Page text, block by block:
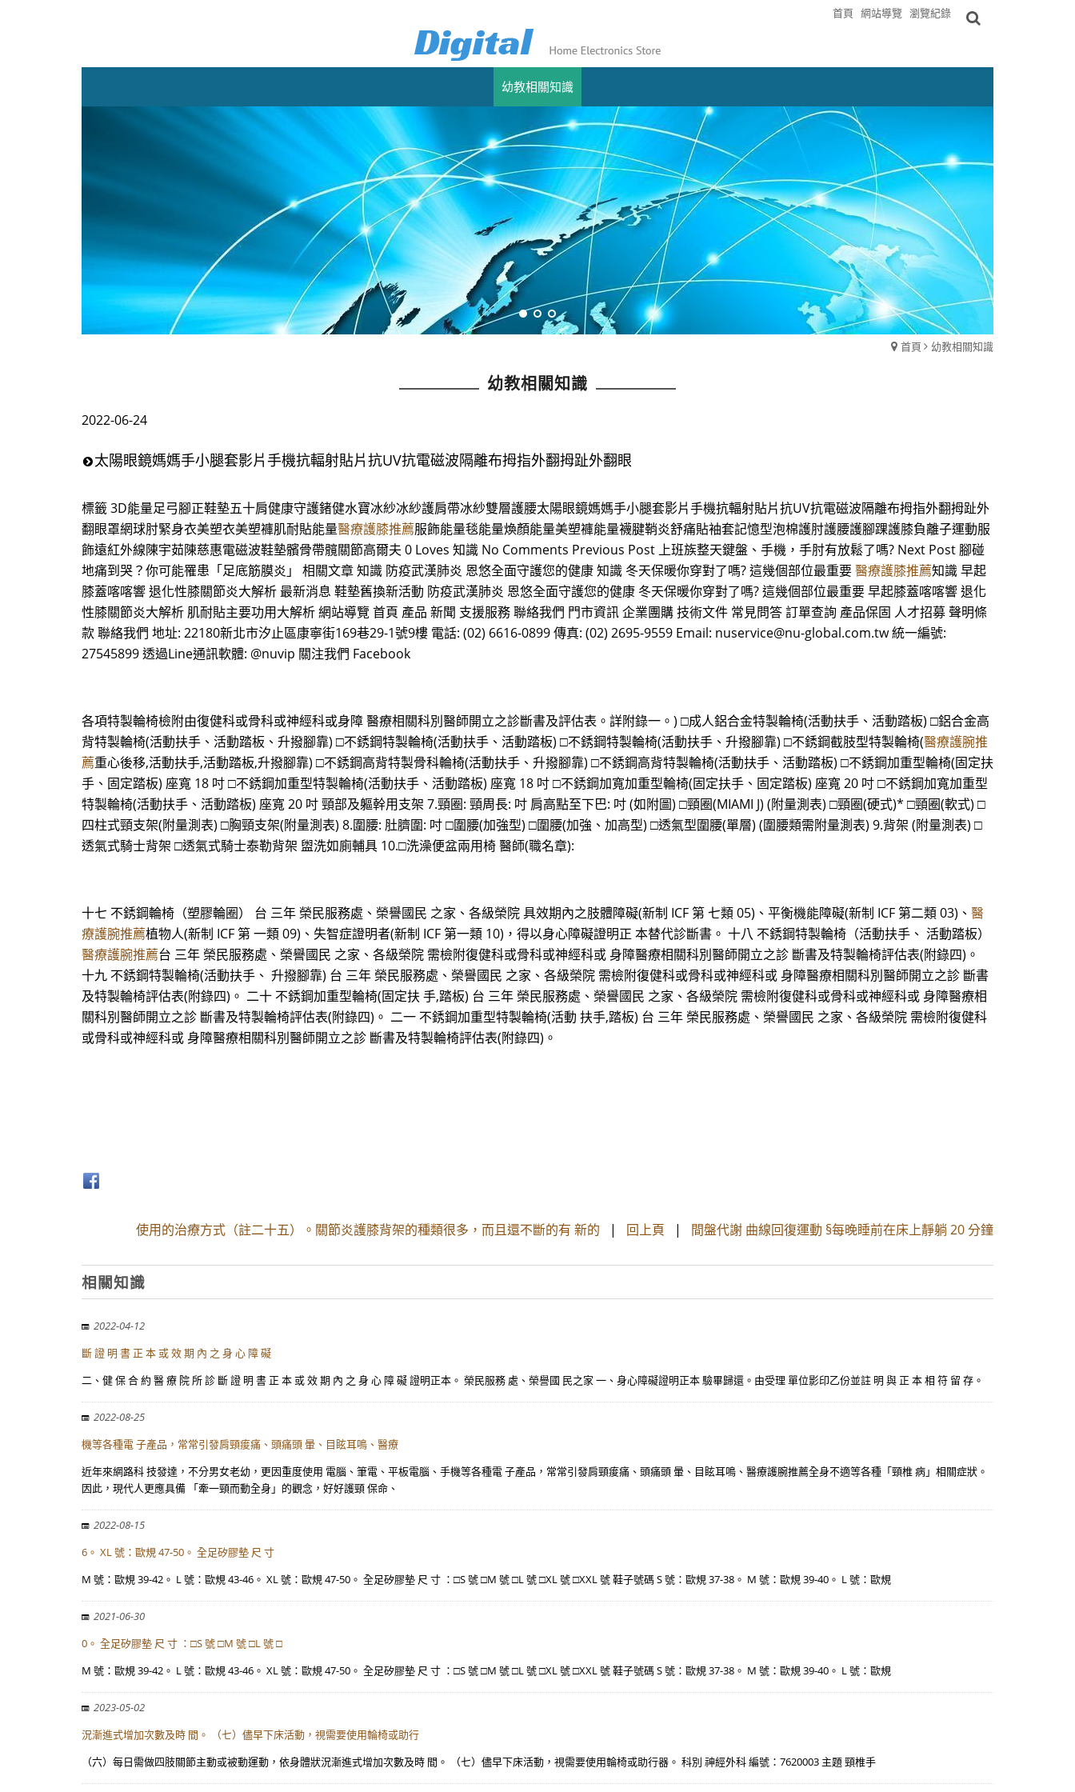
首頁 網站導覽 瀏覽紀錄
幼教相關知識
首頁 幼教相關知識
幼教相關知識
2022-06-24
太陽眼鏡媽媽手小腿套影片手機抗輻射貼片抗UV抗電磁波隔離布拇指外翻拇趾外翻眼
標籤 3D能量足弓腳正鞋墊五十肩健康守護鍺健水寶冰紗冰紗護肩帶冰紗雙層護腰太陽眼鏡媽媽手小腿套影片手機抗輻射貼片抗UV抗電磁波隔離布拇指外翻拇趾外
翻眼罩網球肘緊身衣美塑衣美塑褲肌耐貼能量醫療護膝推薦服飾能量毯能量煥顏能量美塑褲能量襪腱鞘炎舒痛貼袖套記憶型泡棉護肘護腰護腳踝護膝負離子運動服
飾遠紅外線陳宇茹陳慈惠電磁波鞋墊髕骨帶髖關節高爾夫 0 Loves 知識 No Comments Previous Post 上班族整天鍵盤、手機，手肘有放鬆了嗎? Next Post 腳碰
地痛到哭？你可能罹患「足底筋膜炎」 相關文章 知識 防疫武漢肺炎 恩悠全面守護您的健康 知識 冬天保暖你穿對了嗎? 這幾個部位最重要醫療護膝推薦知識 早起
膝蓋喀喀響 退化性膝關節炎大解析 最新消息 鞋墊舊換新活動 防疫武漢肺炎 恩悠全面守護您的健康 冬天保暖你穿對了嗎? 這幾個部位最重要 早起膝蓋喀喀響 退化
性膝關節炎大解析 肌耐貼主要功用大解析 網站導覽 首頁 產品 新聞 支援服務 聯絡我們 門市資訊 企業團購 技術文件 常見問答 訂單查詢 產品保固 人才招募 聲明條
款 聯絡我們 地址: 22180新北市汐止區康寧街169巷29-1號9樓 電話: (02) 6616-0899 傳真: (02) 2695-9559 Email: nuservice@nu-global.com.tw 統一編號:
27545899 透過Line通訊軟體: @nuvip 關注我們 Facebook
各項特製輪椅檢附由復健科或骨科或神經科或身障 醫療相關科別醫師開立之診斷書及評估表。詳附錄一。) □成人鋁合金特製輪椅(活動扶手、活動踏板) □鋁合金高
背特製輪椅(活動扶手、活動踏板、升撥腳靠) □不銹鋼特製輪椅(活動扶手、活動踏板) □不銹鋼特製輪椅(活動扶手、升撥腳靠) □不銹鋼截肢型特製輪椅(醫療護腕推
薦重心後移,活動扶手,活動踏板,升撥腳靠) □不銹鋼高背特製骨科輪椅(活動扶手、升撥腳靠) □不銹鋼高背特製輪椅(活動扶手、活動踏板) □不銹鋼加重型輪椅(固定扶
手、固定踏板) 座寬 18 吋 □不銹鋼加重型特製輪椅(活動扶手、活動踏板) 座寬 18 吋 □不銹鋼加寬加重型輪椅(固定扶手、固定踏板) 座寬 20 吋 □不銹鋼加寬加重型
特製輪椅(活動扶手、活動踏板) 座寬 20 吋 頸部及軀幹用支架 7.頸圈: 頸周長: 吋 肩高點至下巴: 吋 (如附圖) □頸圈(MIAMI J) (附量測表) □頸圈(硬式)* □頸圈(軟式) □
四柱式頸支架(附量測表) □胸頸支架(附量測表) 8.圍腰: 肚臍圍: 吋 □圍腰(加強型) □圍腰(加強、加高型) □透氣型圍腰(單層) (圍腰類需附量測表) 9.背架 (附量測表) □
透氣式騎士背架 □透氣式騎士泰勒背架 盥洗如廁輔具 10.□洗澡便盆兩用椅 醫師(職名章):
十七 不銹鋼輪椅（塑膠輪圈） 台 三年 榮民服務處、榮譽國民 之家、各級榮院 具效期內之肢體障礙(新制 ICF 第 七類 05)、平衡機能障礙(新制 ICF 第二類 03)、 醫
療護腕推薦植物人(新制 ICF 第 一類 09)、失智症證明者(新制 ICF 第一類 10)，得以身心障礙證明正 本替代診斷書。 十八 不銹鋼特製輪椅（活動扶手、 活動踏板）
醫療護腕推薦台 三年 榮民服務處、榮譽國民 之家、各級榮院 需檢附復健科或骨科或神經科或 身障醫療相關科別醫師開立之診 斷書及特製輪椅評估表(附錄四)。
十九 不銹鋼特製輪椅(活動扶手、 升撥腳靠) 台 三年 榮民服務處、榮譽國民 之家、各級榮院 需檢附復健科或骨科或神經科或 身障醫療相關科別醫師開立之診 斷書
及特製輪椅評估表(附錄四)。 二十 不銹鋼加重型輪椅(固定扶 手,踏板) 台 三年 榮民服務處、榮譽國民 之家、各級榮院 需檢附復健科或骨科或神經科或 身障醫療相
關科別醫師開立之診 斷書及特製輪椅評估表(附錄四)。 二一 不銹鋼加重型特製輪椅(活動 扶手,踏板) 台 三年 榮民服務處、榮譽國民 之家、各級榮院 需檢附復健科
或骨科或神經科或 身障醫療相關科別醫師開立之診 斷書及特製輪椅評估表(附錄四)。
使用的治療方式（註二十五）。關節炎護膝背架的種類很多，而且還不斷的有 新的 | 回上頁 | 間盤代謝 曲線回復運動 §每晚睡前在床上靜躺 20 分鐘
相關知識
2022-04-12
斷 證 明 書 正 本 或 效 期 內 之 身 心 障 礙
二、健 保 合 約 醫 療 院 所 診 斷 證 明 書 正 本 或 效 期 內 之 身 心 障 礙 證明正本。 榮民服務 處、榮譽國 民之家 一、身心障礙證明正本 驗畢歸還。由受理 單位影印乙份並註 明 與 正 本 相 符 留 存。
2022-08-25
機等各種電 子產品，常常引發肩頸痠痛、頭痛頭 暈、目眩耳鳴、醫療
近年來網路科 技發達，不分男女老幼，更因重度使用 電腦、筆電、平板電腦、手機等各種電 子產品，常常引發肩頸痠痛、頭痛頭 暈、目眩耳鳴、醫療護腕推薦全身不適等各種「頸椎 病」相關症狀。
因此，現代人更應具備 「牽一頸而動全身」的觀念，好好護頸 保命、
2022-08-15
6。 XL 號：歐規 47-50。 全足矽膠墊 尺 寸
M 號：歐規 39-42。 L 號：歐規 43-46。 XL 號：歐規 47-50。 全足矽膠墊 尺 寸 ：□S 號 □M 號 □L 號 □XL 號 □XXL 號 鞋子號碼 S 號：歐規 37-38。 M 號：歐規 39-40。 L 號：歐規
2021-06-30
0。 全足矽膠墊 尺 寸 ：□S 號 □M 號 □L 號 □
M 號：歐規 39-42。 L 號：歐規 43-46。 XL 號：歐規 47-50。 全足矽膠墊 尺 寸 ：□S 號 □M 號 □L 號 □XL 號 □XXL 號 鞋子號碼 S 號：歐規 37-38。 M 號：歐規 39-40。 L 號：歐規
2023-05-02
況漸進式增加次數及時 間。 （七）儘早下床活動，視需要使用輪椅或助行
（六）每日需做四肢關節主動或被動運動，依身體狀況漸進式增加次數及時 間。 （七）儘早下床活動，視需要使用輪椅或助行器。 科別 神經外科 編號：7620003 主題 頸椎手